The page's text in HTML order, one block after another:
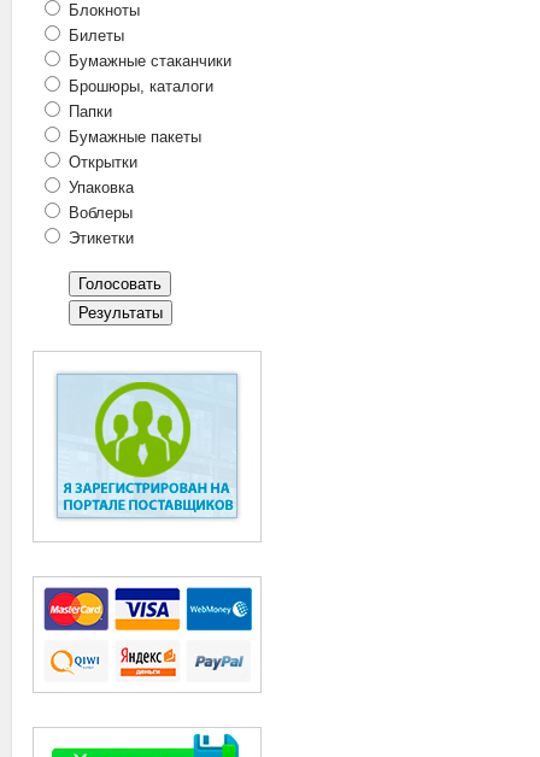
Блокноты
Билеты
Бумажные стаканчики
Брошюры, каталоги
Папки
Бумажные пакеты
Открытки
Упаковка
Воблеры
Этикетки